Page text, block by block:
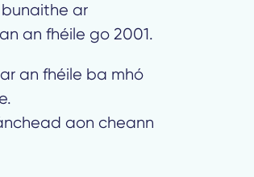
bunaithe ar
an fhéile go 2001.
an fhéile ba mhó
aon cheann